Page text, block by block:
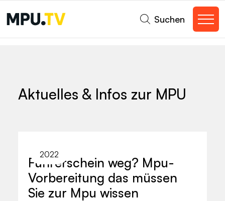
Aktuelles & Infos zur MPU
2022
Führerschein weg? Mpu-
Vorbereitung das müssen
Sie zur Mpu wissen
Suchen